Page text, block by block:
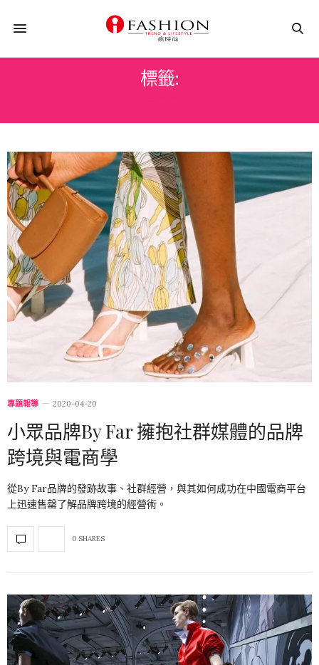
標籤:
專題報導 2020-04-20
小眾品牌By Far 擁抱社群媒體的品牌
跨境與電商學
從By Far品牌的發跡故事、社群經營，與其如何成功在中國電商平台
上迅速售罄了解品牌跨境的經營術。
0 SHARES